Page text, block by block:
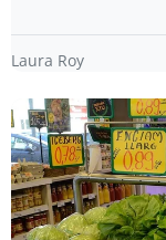
Laura Roy